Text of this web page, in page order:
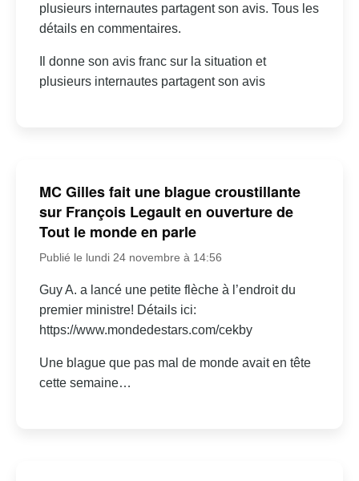
plusieurs internautes partagent son avis. Tous les
détails en commentaires.
Il donne son avis franc sur la situation et
plusieurs internautes partagent son avis
MC Gilles fait une blague croustillante
sur François Legault en ouverture de
Tout le monde en parle
Publié le lundi 24 novembre à 14:56
Guy A. a lancé une petite flèche à l’endroit du
premier ministre! Détails ici:
https://www.mondedestars.com/cekby
Une blague que pas mal de monde avait en tête
cette semaine…